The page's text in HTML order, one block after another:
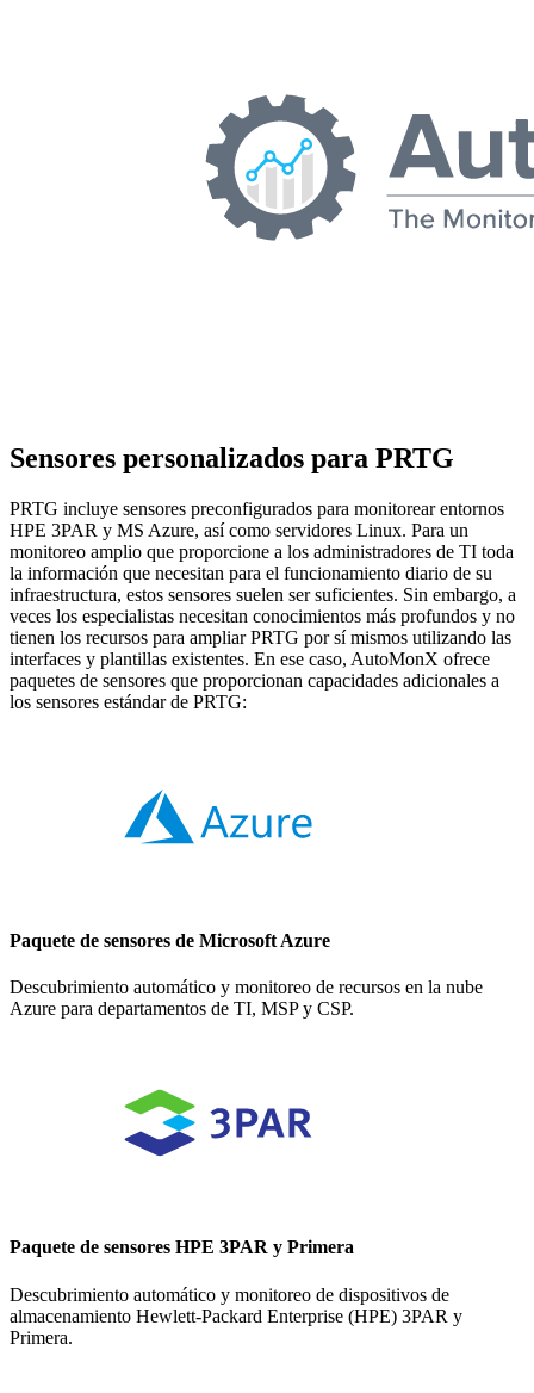
Sensores personalizados para PRTG
PRTG incluye sensores preconfigurados para monitorear entornos
HPE 3PAR y MS Azure, así como servidores Linux. Para un
monitoreo amplio que proporcione a los administradores de TI toda
la información que necesitan para el funcionamiento diario de su
infraestructura, estos sensores suelen ser suficientes. Sin embargo, a
veces los especialistas necesitan conocimientos más profundos y no
tienen los recursos para ampliar PRTG por sí mismos utilizando las
interfaces y plantillas existentes. En ese caso, AutoMonX ofrece
paquetes de sensores que proporcionan capacidades adicionales a
los sensores estándar de PRTG:
Paquete de sensores de Microsoft Azure
Descubrimiento automático y monitoreo de recursos en la nube
Azure para departamentos de TI, MSP y CSP.
Paquete de sensores HPE 3PAR y Primera
Descubrimiento automático y monitoreo de dispositivos de
almacenamiento Hewlett-Packard Enterprise (HPE) 3PAR y
Primera.